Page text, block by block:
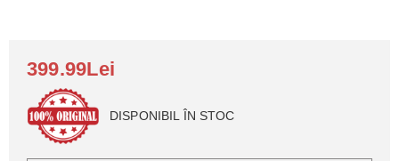
399.99Lei
DISPONIBIL ÎN STOC